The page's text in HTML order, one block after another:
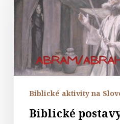
Abrahám
Biblické aktivity na
Biblické